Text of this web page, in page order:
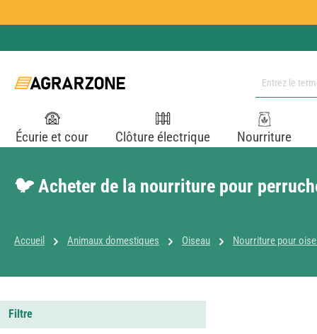
Écurie et cour Clôture électrique Nourriture
🐦 Acheter de la nourriture pour
Accueil Animaux domestiques Oiseau Nourriture pour
Filtre